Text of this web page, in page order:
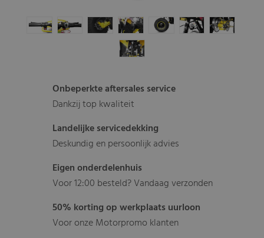
Onbeperkte aftersales service
Dankzij top kwaliteit
Landelijke servicedekking
Deskundig en persoonlijk advies
Eigen onderdelenhuis
Voor 12:00 besteld? Vandaag verzonden
50% korting op werkplaats uurloon
Voor onze Motorpromo klanten